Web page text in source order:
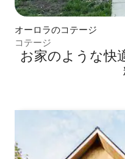
オーロラのコテージ
コテージ
お家のような快⁠